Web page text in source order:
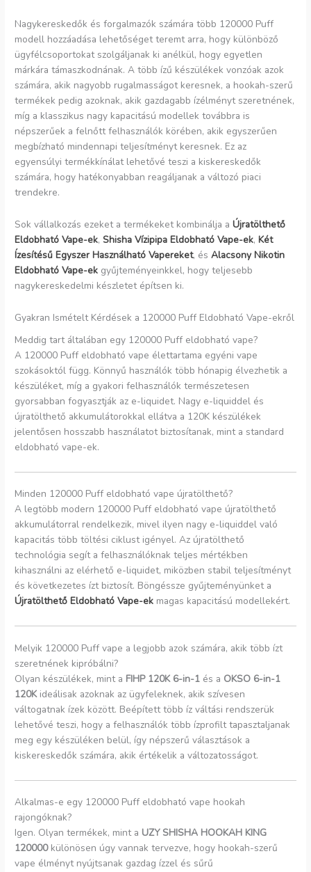
Nagykereskedők és forgalmazók számára több 120000 Puff
modell hozzáadása lehetőséget teremt arra, hogy különböző
ügyfélcsoportokat szolgáljanak ki anélkül, hogy egyetlen
márkára támaszkodnának. A több ízű készülékek vonzóak azok
számára, akik nagyobb rugalmasságot keresnek, a hookah-szerű
termékek pedig azoknak, akik gazdagabb ízélményt szeretnének,
míg a klasszikus nagy kapacitású modellek továbbra is
népszerűek a felnőtt felhasználók körében, akik egyszerűen
megbízható mindennapi teljesítményt keresnek. Ez az
egyensúlyi termékkínálat lehetővé teszi a kiskereskedők
számára, hogy hatékonyabban reagáljanak a változó piaci
trendekre.
Sok vállalkozás ezeket a termékeket kombinálja aÚjratölthető
Eldobható Vape-ek,Shisha Vízipipa Eldobható Vape-ek,Két
Ízesítésű Egyszer Használható Vapereket, ésAlacsony Nikotin
Eldobható Vape-ek gyűjteményeinkkel, hogy teljesebb
nagykereskedelmi készletet építsen ki.
Gyakran Ismételt Kérdések a 120000 Puff Eldobható Vape-ekről
Meddig tart általában egy 120000 Puff eldobható vape?
A 120000 Puff eldobható vape élettartama egyéni vape
szokásoktól függ. Könnyű használók több hónapig élvezhetik a
készüléket, míg a gyakori felhasználók természetesen
gyorsabban fogyasztják az e-liquidet. Nagy e-liquiddel és
újratölthető akkumulátorokkal ellátva a 120K készülékek
jelentősen hosszabb használatot biztosítanak, mint a standard
eldobható vape-ek.
Minden 120000 Puff eldobható vape újratölthető?
A legtöbb modern 120000 Puff eldobható vape újratölthető
akkumulátorral rendelkezik, mivel ilyen nagy e-liquiddel való
kapacitás több töltési ciklust igényel. Az újratölthető
technológia segít a felhasználóknak teljes mértékben
kihasználni az elérhető e-liquidet, miközben stabil teljesítményt
és következetes ízt biztosít. Böngéssze gyűjteményünket a
Újratölthető Eldobható Vape-ek magas kapacitású modellekért.
Melyik 120000 Puff vape a legjobb azok számára, akik több ízt
szeretnének kipróbálni?
Olyan készülékek, mint a FIHP 120K 6-in-1 és a OKSO 6-in-1
120Kideálisak azoknak az ügyfeleknek, akik szívesen
váltogatnak ízek között. Beépített több íz váltási rendszerük
lehetővé teszi, hogy a felhasználók több ízprofilt tapasztaljanak
meg egy készüléken belül, így népszerű választások a
kiskereskedők számára, akik értékelik a változatosságot.
Alkalmas-e egy 120000 Puff eldobható vape hookah
rajongóknak?
Igen. Olyan termékek, mint a UZY SHISHA HOOKAH KING
120000különösen úgy vannak tervezve, hogy hookah-szerű
vape élményt nyújtsanak gazdag ízzel és sűrű